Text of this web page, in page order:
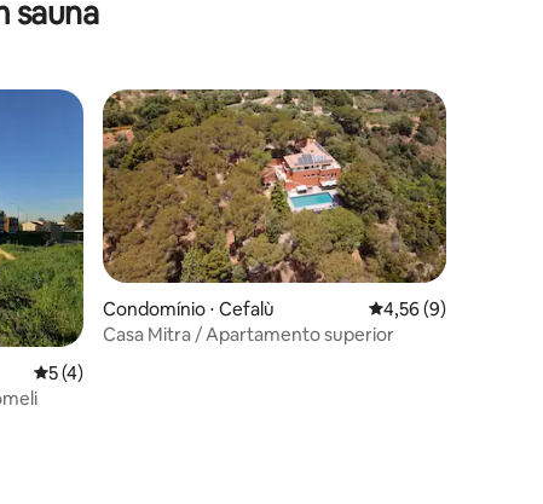
sauna
5 de uma avaliação média de 5, 4 avaliações
5 (4)
Condomínio ⋅ Cefalù 4,56 de uma
4,56 (9)
Casa Mitra / Apartamento superior